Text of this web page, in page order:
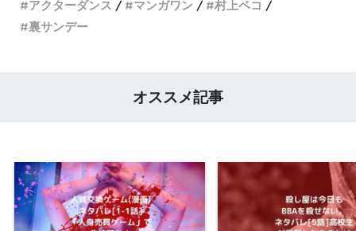
アクターダンス
マンガワン
村上ペコ
裏サンデー
オススメ記事